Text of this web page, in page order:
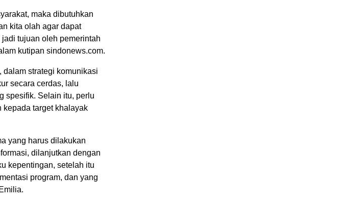
maka dibutuhkan
kita olah agar dapat
tujuan oleh pemerintah
kutipan sindonews.com.
strategi komunikasi
secara cerdas, lalu
spesifik. Selain itu, perlu
kepada target khalayak
yang harus dilakukan
dilanjutkan dengan
kepentingan, setelah itu
program, dan yang